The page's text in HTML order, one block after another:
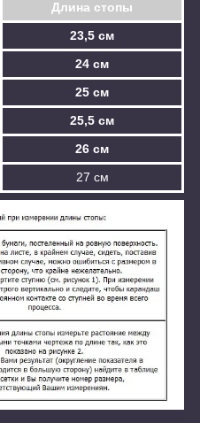
Длина стопы
23,5 см
24 см
25 см
25,5 см
26 см
27 см